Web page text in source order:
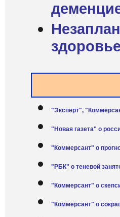
"Эксперт",
"Новая газета" о
"Коммерсант" о
"РБК" о теневой
"Коммерсант" о
"Коммерсант" о